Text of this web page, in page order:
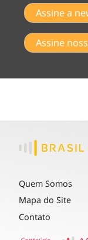
Assine a
Assine
Quem Somos
Mapa do Site
Contato